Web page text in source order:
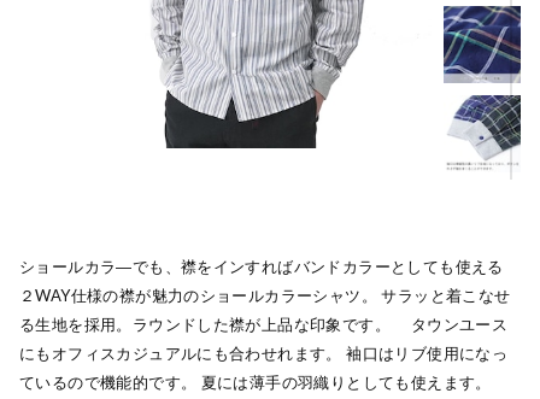
ショールカラ―でも、襟をインすればバンドカラーとしても使える
２WAY仕様の襟が魅力のショールカラーシャツ。 サラッと着こなせ
る生地を採用。ラウンドした襟が上品な印象です。 タウンユース
にもオフィスカジュアルにも合わせれます。 袖口はリブ使用になっ
ているので機能的です。 夏には薄手の羽織りとしても使えます。